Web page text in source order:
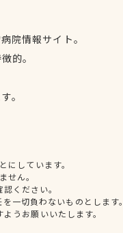
院情報サイト。
的。
。
しています。
せん。
ください。
一切負わないものとします。
うお願いいたします。